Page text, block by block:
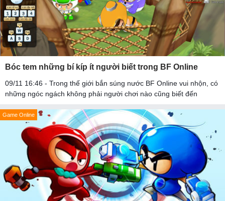
Bóc tem những bí kíp ít người biết trong BF Online
09/11 16:46 - Trong thế giới bắn súng nước BF Online vui nhộn, có
những ngóc ngách không phải người chơi nào cũng biết đến
Game Online